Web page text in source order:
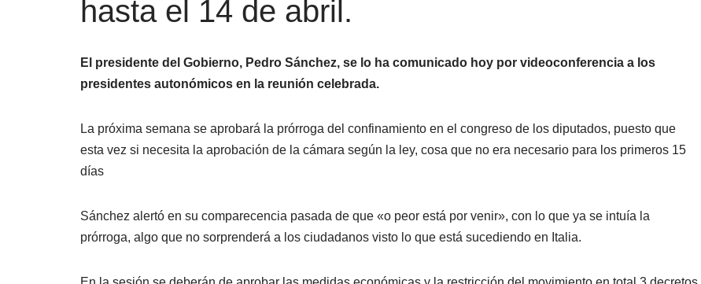
hasta el 14 de abril.
El presidente del Gobierno, Pedro Sánchez, se lo ha comunicado hoy por videoconferencia a los
presidentes autonómicos en la reunión celebrada.
La próxima semana se aprobará la prórroga del confinamiento en el congreso de los diputados, puesto que
esta vez si necesita la aprobación de la cámara según la ley, cosa que no era necesario para los primeros 15
días
Sánchez alertó en su comparecencia pasada de que «o peor está por venir», con lo que ya se intuía la
prórroga, algo que no sorprenderá a los ciudadanos visto lo que está sucediendo en Italia.